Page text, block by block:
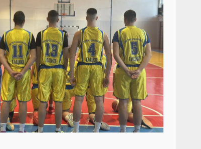
повећавање
или
смањивање
гласности.